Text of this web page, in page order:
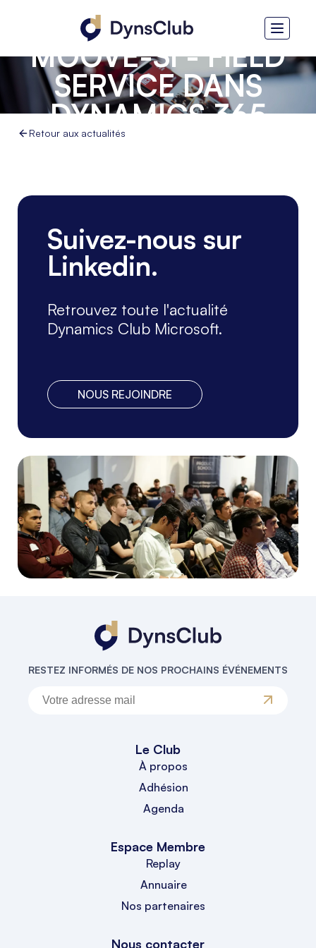
MOOVE-SI - FIELD
SERVICE DANS
DYNAMICS 365
Retour aux actualités
Suivez-nous sur
Linkedin.
Retrouvez toute l'actualité
Dynamics Club Microsoft.
NOUS REJOINDRE
RESTEZ INFORMÉS DE NOS PROCHAINS ÉVÉNEMENTS
Le Club
À propos
Adhésion
Agenda
Espace Membre
Replay
Annuaire
Nos partenaires
Nous contacter